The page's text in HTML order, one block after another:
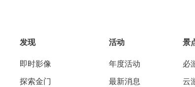
到小金门可别错过了!
发现
即时影像
探索金门
活动
年度活动
最新消息
景
必
云